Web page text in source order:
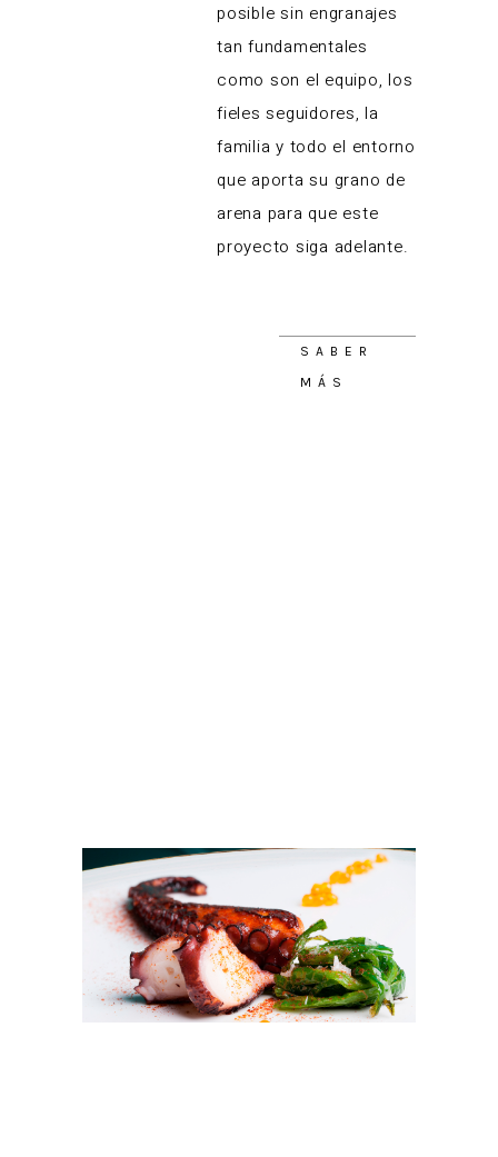
posible sin engranajes
tan fundamentales
como son el equipo, los
fieles seguidores, la
familia y todo el entorno
que aporta su grano de
arena para que este
proyecto siga adelante.
SABER
MÁS
A LA
PLANCHA